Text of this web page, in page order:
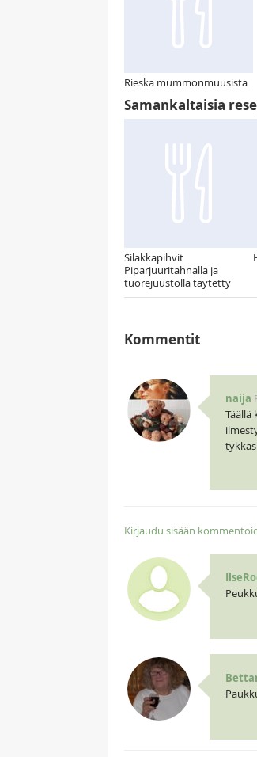
Rieska mummonmuusista
Samankaltaisia
Silakkapihvit
Piparjuuritahnalla ja
tuorejuustolla täytetty
Kommentit
naija
Kirjaudu sisään